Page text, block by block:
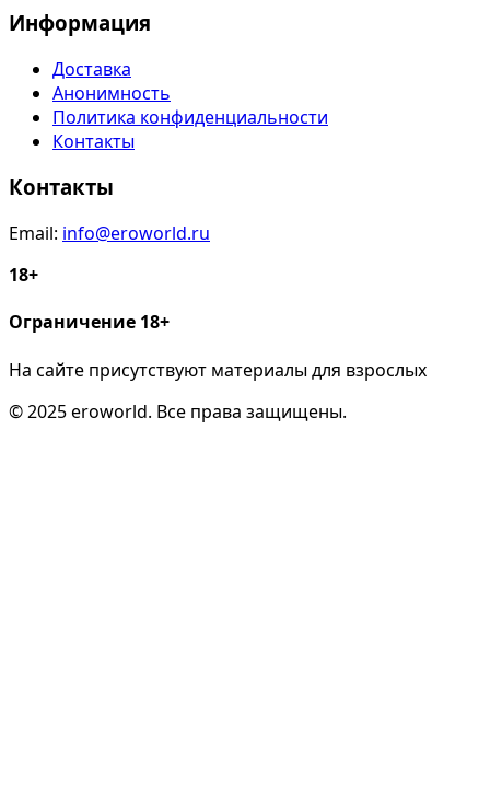
Информация
Доставка
Анонимность
Политика конфиденциальности
Контакты
Контакты
Email: info@eroworld.ru
18+
Ограничение 18+
На сайте присутствуют материалы для взрослых
© 2025 eroworld. Все права защищены.